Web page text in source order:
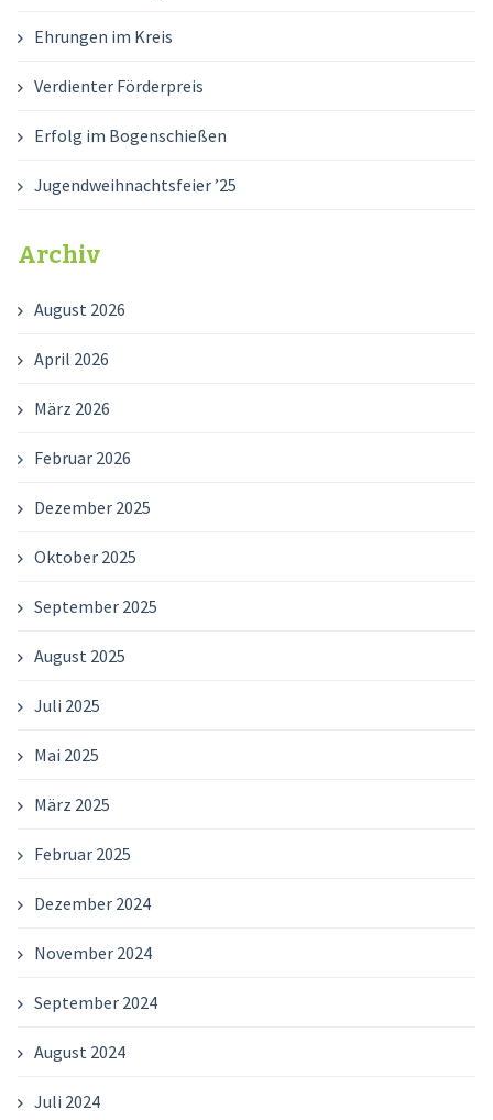
Ehrungen im Kreis
Verdienter Förderpreis
Erfolg im Bogenschießen
Jugendweihnachtsfeier ’25
Archiv
August 2026
April 2026
März 2026
Februar 2026
Dezember 2025
Oktober 2025
September 2025
August 2025
Juli 2025
Mai 2025
März 2025
Februar 2025
Dezember 2024
November 2024
September 2024
August 2024
Juli 2024